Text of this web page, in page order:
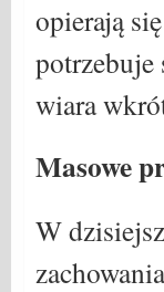
opierają
potrzebuje
wiara
Masowe
W